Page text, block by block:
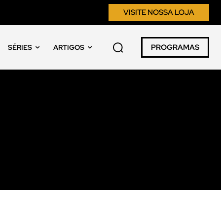
VISITE NOSSA LOJA
SÉRIES ARTIGOS PROGRAMAS